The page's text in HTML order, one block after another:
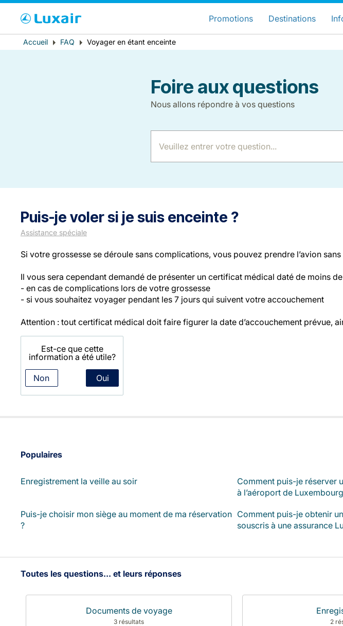
Choisissez votre
Pays de résidence
Promotions Destinations
Fil
Accueil FAQ Voyager en étant enceinte
Foire aux questions
Nous allons répondre à vos questions
Puis-je voler si je suis enceinte ?
Assistance spéciale
Si votre grossesse se déroule sans complications, vous pouvez prendre l’avion
Il vous sera cependant demandé de présenter un certificat médical daté de moins
- en cas de complications lors de votre grossesse
- si vous souhaitez voyager pendant les 7 jours qui suivent votre accouchement
Attention : tout certificat médical doit faire figurer la date d’accouchement prévue,
Est-ce que cette
information a été utile?
Non Oui
Populaires
Enregistrement la veille au soir
Comment puis-je réserver
à l’aéroport de
Puis-je choisir mon siège au moment de ma réservation
?
Comment puis-je obtenir
souscris à une assurance
Toutes les questions... et leurs réponses
Documents de voyage
3 résultats 2